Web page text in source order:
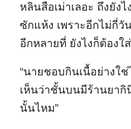
หลินสือเม่าเลอะ ถึงยังไ
ซักแห้ง เพราะอีกไม่กี่
อีกหลายที่ ยังไงก็ต้องใ
“นายชอบกินเนื้อย่างใช่
เห็นว่าชั้นบนมีร้านยากิ
นั้นไหม”